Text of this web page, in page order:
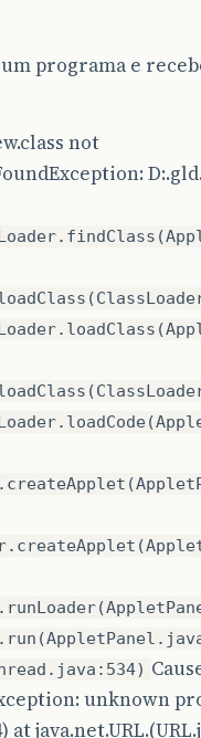
programa e
not
unknown
at